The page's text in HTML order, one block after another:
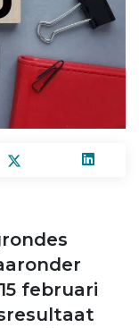
februari